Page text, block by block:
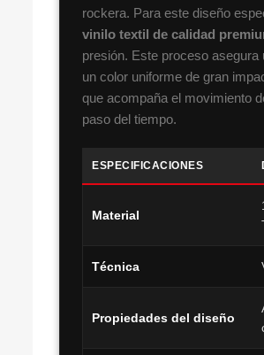
rockera. Para este diseño
vinilo textil de calidad
presión. Este proceso
un color uniforme de gran
que acompaña el movimiento
paso del tiempo.
ESPECIFICACIONES
Material
Técnica
Propiedades del diseño